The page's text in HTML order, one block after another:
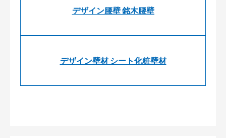
デザイン腰壁 銘木腰壁
デザイン壁材 シート化粧壁材